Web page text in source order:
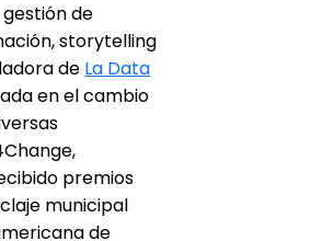
de
storytelling
de La Data
en el cambio
premios
municipal
de